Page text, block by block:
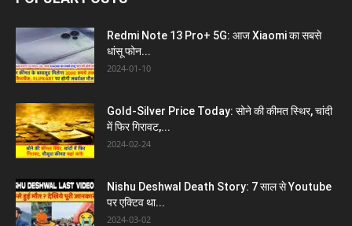
Redmi Note 13 Pro+ 5G: आज Xiaomi का सबसे
धांसू फोन...
2024-01-10
Gold-Silver Price Today: सोने की कीमत स्थिर, चांदी
में फिर गिरावट,...
2024-02-24
Nishu Deshwal Death Story: 7 साल से Youtube
पर एक्टिव था...
2024-03-02